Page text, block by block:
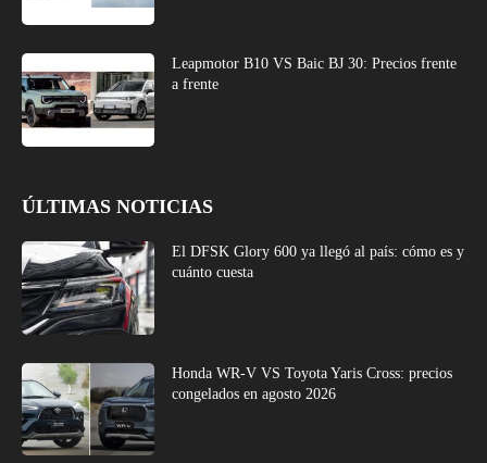
Leapmotor B10 VS Baic BJ 30: Precios frente
a frente
ÚLTIMAS NOTICIAS
El DFSK Glory 600 ya llegó al país: cómo es y
cuánto cuesta
Honda WR-V VS Toyota Yaris Cross: precios
congelados en agosto 2026